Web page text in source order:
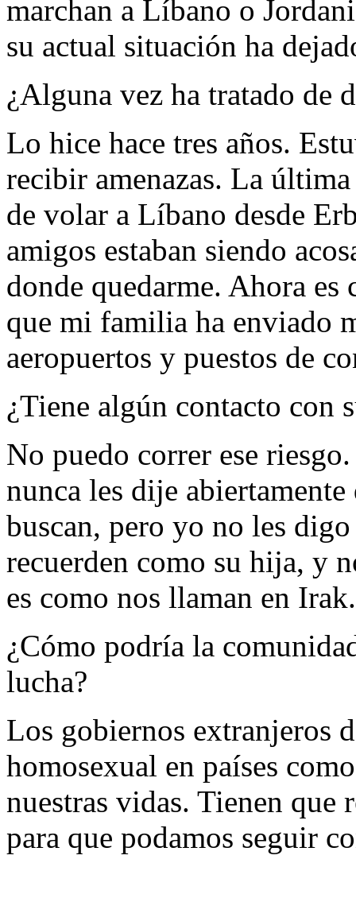
marchan a Líbano o
su actual situación ha
¿Alguna vez ha tratado de
Lo hice hace tres años.
recibir amenazas. La
de volar a Líbano desde
amigos estaban siendo
donde quedarme. Ahora
que mi familia ha enviado
aeropuertos y puestos de
¿Tiene algún contacto con
No puedo correr ese
nunca les dije
buscan, pero yo no les
recuerden como su hija, y
es como nos llaman en Irak.
¿Cómo podría la
lucha?
Los gobiernos extranjeros
homosexual en países
nuestras vidas. Tienen que
para que podamos seguir